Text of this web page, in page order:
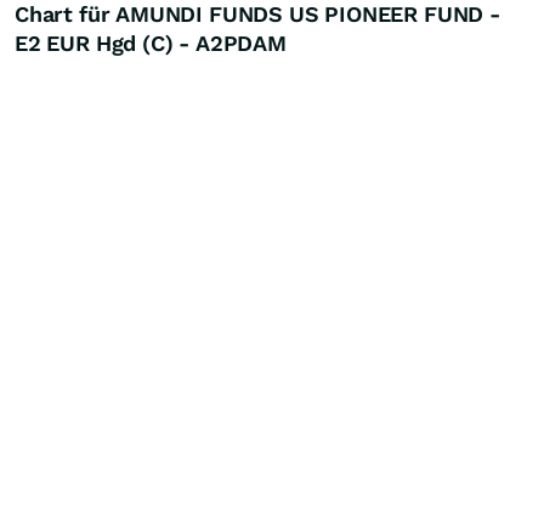
Chart für AMUNDI FUNDS US PIONEER FUND -
E2 EUR Hgd (C) - A2PDAM